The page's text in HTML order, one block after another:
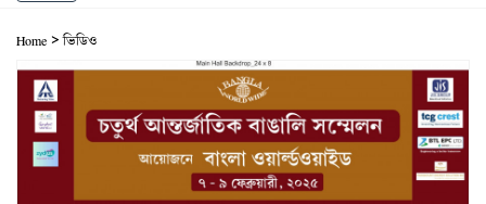
Home > ভিডিও